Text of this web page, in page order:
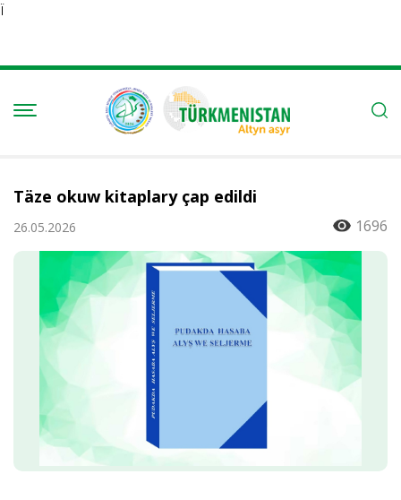
Ï
Täze okuw kitaplary çap edildi
26.05.2026 1696